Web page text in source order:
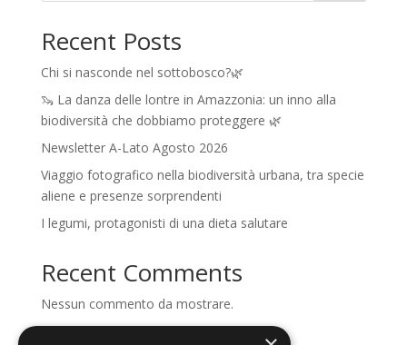
Recent Posts
Chi si nasconde nel sottobosco?🌿
🦦 La danza delle lontre in Amazzonia: un inno alla
biodiversità che dobbiamo proteggere 🌿
Newsletter A-Lato Agosto 2026
Viaggio fotografico nella biodiversità urbana, tra specie
aliene e presenze sorprendenti
I legumi, protagonisti di una dieta salutare
Recent Comments
Nessun commento da mostrare.